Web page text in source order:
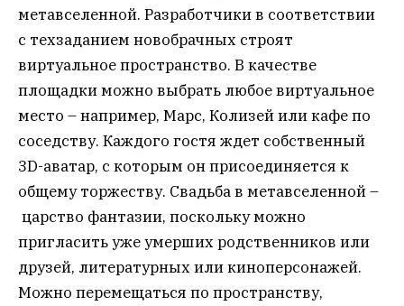
метавселенной. Разработчики в соответствии
с техзаданием новобрачных строят
виртуальное пространство. В качестве
площадки можно выбрать любое виртуальное
место – например, Марс, Колизей или кафе по
соседству. Каждого гостя ждет собственный
3D-аватар, с которым он присоединяется к
общему торжеству. Свадьба в метавселенной –
царство фантазии, поскольку можно
пригласить уже умерших родственников или
друзей, литературных или киноперсонажей.
Можно перемещаться по пространству,